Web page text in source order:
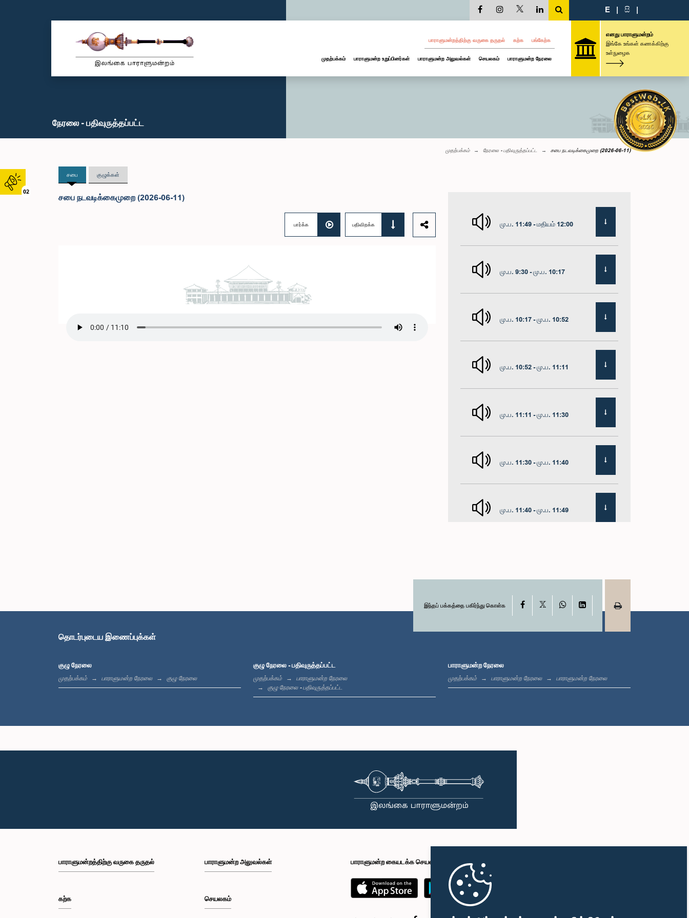
02
E | සි |
பாராளுமன்றத்திற்கு வருகை தருதல் கற்க பங்கேற்க
முதற்பக்கம் பாராளுமன்ற உறுப்பினர்கள் பாராளுமன்ற அலுவல்கள் செயலகம் பாராளுமன்ற நேரலை
எனது பாராளுமன்றம்
இங்கே உங்கள் கணக்கிற்கு
உள்நுழைக
நேரலை - பதிவுருத்தப்பட்ட
முதற்பக்கம் நேரலை - பதிவுருத்தப்பட்ட சபை நடவடிக்கைமுறை (2026-06-11)
சபை குழுக்கள்
சபை நடவடிக்கைமுறை (2026-06-11)
பார்க்க பதிவிறக்க மு.ப. 11:49 - மதியம் 12:00
மு.ப. 9:30 - மு.ப. 10:17
மு.ப. 10:17 - மு.ப. 10:52
மு.ப. 10:52 - மு.ப. 11:11
மு.ப. 11:11 - மு.ப. 11:30
மு.ப. 11:30 - மு.ப. 11:40
மு.ப. 11:40 - மு.ப. 11:49
பி.ப. 12:05 - பி.ப. 12:13
இந்தப் பக்கத்தை பகிர்ந்து கொள்க Facebook WhatsAppLinkedIn
தொடர்புடைய இணைப்புக்கள்
குழு நேரலை
முதற்பக்கம் பாராளுமன்ற நேரலை குழு நேரலை
குழு நேரலை - பதிவுருத்தப்பட்ட
முதற்பக்கம்
பாராளுமன்ற நேரலை
குழு நேரலை - பதிவுருத்தப்பட்ட
பாராளுமன்ற நேரலை
முதற்பக்கம் பாராளுமன்ற நேரலை பாராளுமன்ற நேரலை
பாராளுமன்றத்திற்கு வருகை தருதல்
கற்க
பாராளுமன்ற அலுவல்கள்
செயலகம்
பாராளுமன்ற கையடக்க செயலி